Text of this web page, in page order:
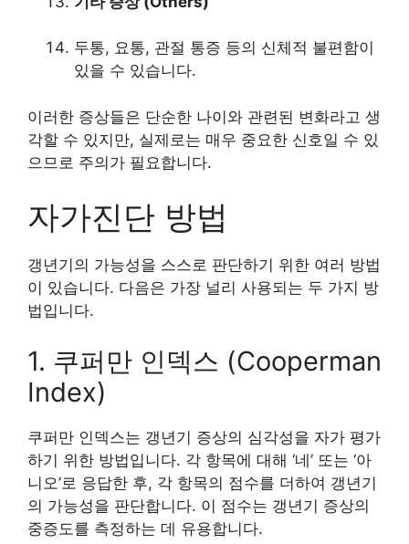
두통, 요통, 관절 통증 등의 신체적 불편함이
있을 수 있습니다.
이러한 증상들은 단순한 나이와 관련된 변화라고 생
각할 수 있지만, 실제로는 매우 중요한 신호일 수 있
으므로 주의가 필요합니다.
자가진단 방법
갱년기의 가능성을 스스로 판단하기 위한 여러 방법
이 있습니다. 다음은 가장 널리 사용되는 두 가지 방
법입니다.
1. 쿠퍼만 인덱스 (Cooperman
Index)
쿠퍼만 인덱스는 갱년기 증상의 심각성을 자가 평가
하기 위한 방법입니다. 각 항목에 대해 ‘네’ 또는 ‘아
니오’로 응답한 후, 각 항목의 점수를 더하여 갱년기
의 가능성을 판단합니다. 이 점수는 갱년기 증상의
중증도를 측정하는 데 유용합니다.